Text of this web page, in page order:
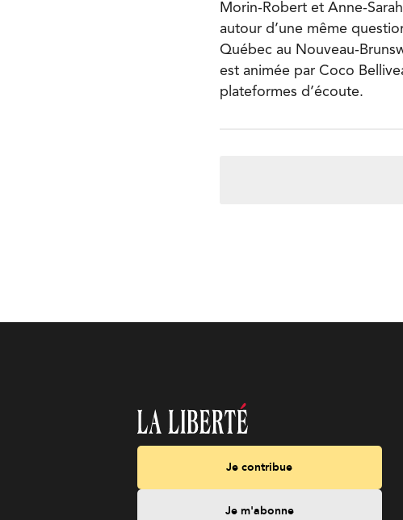
Morin-Robert et Anne-
autour d’une même
Québec au Nouveau-
est animée par Coco
plateformes d’écoute.
Je contribue
Je m'abonne